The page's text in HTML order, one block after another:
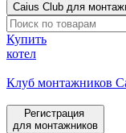
Caius Club для
Купить
котел
Клуб монтажников
Регистрация
для монтажников